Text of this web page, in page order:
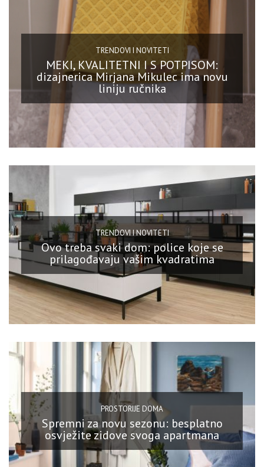
TRENDOVI I NOVITETI
MEKI, KVALITETNI I S POTPISOM:
dizajnerica Mirjana Mikulec ima novu
liniju ručnika
TRENDOVI I NOVITETI
Ovo treba svaki dom: police koje se
prilagođavaju vašim kvadratima
PROSTORIJE DOMA
Spremni za novu sezonu: besplatno
osvježite zidove svoga apartmana